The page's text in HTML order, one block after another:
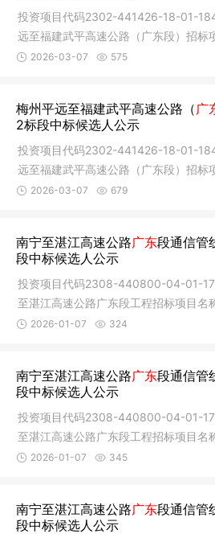
投资项目代码2302-441426-18-01-
远至福建武平高速公路（广东段）招标
武平高速公
2026-03-07 575
梅州平远至福建武平高速公路（广
2标段中标候选人公示
投资项目代码2302-441426-18-01-
远至福建武平高速公路（广东段）招标
武平高速公
2026-03-07 679
南宁至湛江高速公路广东段通信管
段中标候选人公示
投资项目代码2308-440800-04-01-
至湛江高速公路广东段工程招标项目名
东段通信管线
2026-01-07 324
南宁至湛江高速公路广东段通信管
段中标候选人公示
投资项目代码2308-440800-04-01-
至湛江高速公路广东段工程招标项目名
东段通信管线
2026-01-07 345
南宁至湛江高速公路广东段通信管
段中标候选人公示